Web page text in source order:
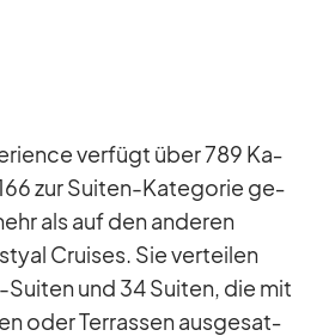
ver­fügt über 789 Ka­
zur Sui­ten-Ka­te­go­rie ge­
als auf den an­de­ren
Crui­ses. Sie ver­tei­len
Sui­ten und 34 Sui­ten, die mit
oder Ter­ras­sen aus­ge­sat­